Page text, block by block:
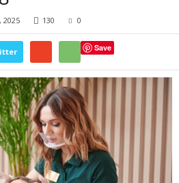
2025 130 0
Save